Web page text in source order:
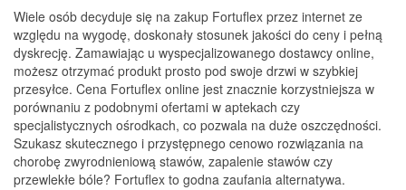
Wiele osób decyduje się na zakup Fortuflex przez internet ze
względu na wygodę, doskonały stosunek jakości do ceny i pełną
dyskrecję. Zamawiając u wyspecjalizowanego dostawcy online,
możesz otrzymać produkt prosto pod swoje drzwi w szybkiej
przesyłce. Cena Fortuflex online jest znacznie korzystniejsza w
porównaniu z podobnymi ofertami w aptekach czy
specjalistycznych ośrodkach, co pozwala na duże oszczędności.
Szukasz skutecznego i przystępnego cenowo rozwiązania na
chorobę zwyrodnieniową stawów, zapalenie stawów czy
przewlekłe bóle? Fortuflex to godna zaufania alternatywa.